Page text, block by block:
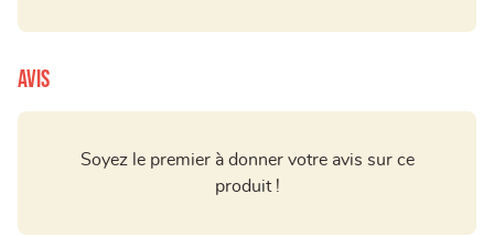
Avis
Soyez le premier à donner votre avis sur ce
produit !